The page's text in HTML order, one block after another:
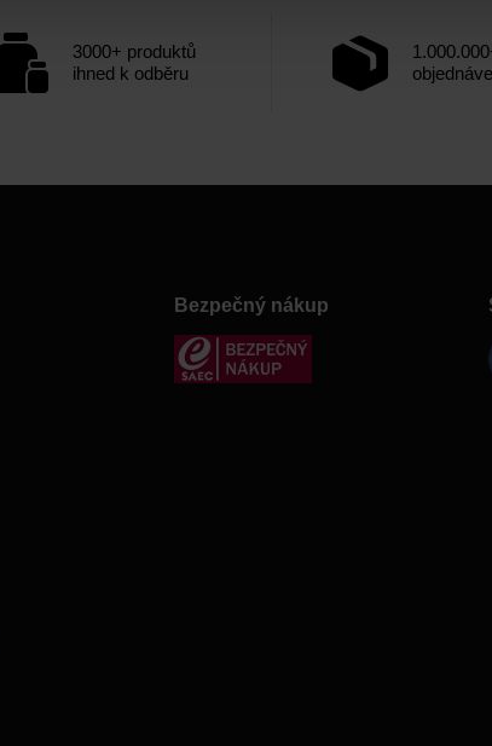
3000+ produktů
ihned k odběru
Bezpečný nákup